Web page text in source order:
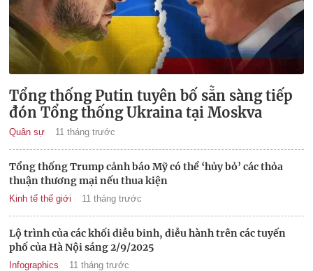
Tổng thống Putin tuyên bố sẵn sàng tiếp
đón Tổng thống Ukraina tại Moskva
Quân sự 11 tháng trước
Tổng thống Trump cảnh báo Mỹ có thể ‘hủy bỏ’ các thỏa
thuận thương mại nếu thua kiện
Kinh tế thế giới 11 tháng trước
Lộ trình của các khối diễu binh, diễu hành trên các tuyến
phố của Hà Nội sáng 2/9/2025
Infographics 11 tháng trước